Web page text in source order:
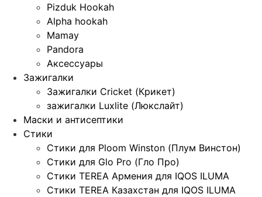
Pizduk Hookah
Alpha hookah
Mamay
Pandora
Аксессуары
Зажигалки
Зажигалки Cricket (Крикет)
зажигалки Luxlite (Люкслайт)
Маски и антисептики
Стики
Стики для Ploom Winston (Плум Винстон)
Стики для Glo Pro (Гло Про)
Стики TEREA Армения для IQOS ILUMA
Стики TEREA Казахстан для IQOS ILUMA